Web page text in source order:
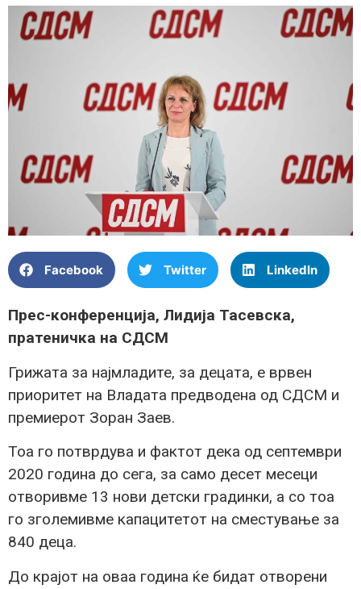
Facebook Twitter LinkedIn
Прес-конференција, Лидија Тасевска,
пратеничка на СДСМ
Грижата за најмладите, за децата, е врвен
приоритет на Владата предводена од СДСМ и
премиерот Зоран Заев.
Тоа го потврдува и фактот дека од септември
2020 година до сега, за само десет месеци
отворивме 13 нови детски градинки, а со тоа
го зголемивме капацитетот на сместување за
840 деца.
До крајот на оваа година ќе бидат отворени